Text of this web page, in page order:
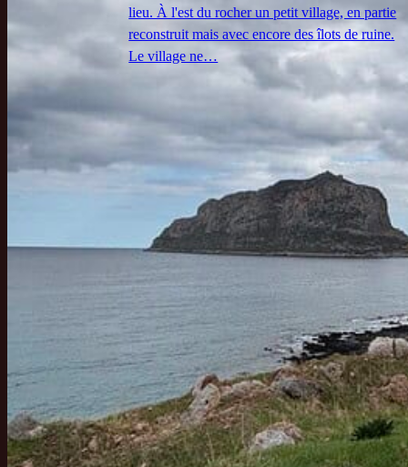
lieu. À l'est du rocher un petit village, en partie
reconstruit mais avec encore des îlots de ruine.
Le village ne…